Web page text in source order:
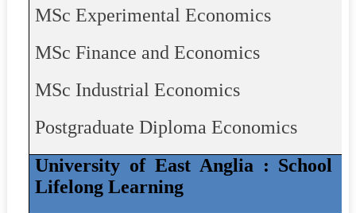
MSc Experimental Economics
MSc Finance and Economics
MSc Industrial Economics
Postgraduate Diploma Economics
University of East Anglia : School
Lifelong Learning